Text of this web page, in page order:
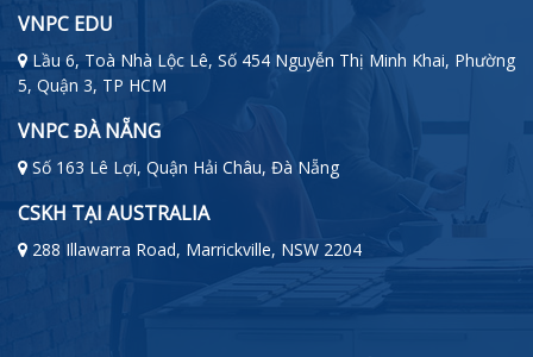
VNPC EDU
Lầu 6, Toà Nhà Lộc Lê, Số 454 Nguyễn Thị Minh Khai, Phường
5, Quận 3, TP HCM
VNPC ĐÀ NẴNG
Số 163 Lê Lợi, Quận Hải Châu, Đà Nẵng
CSKH TẠI AUSTRALIA
288 Illawarra Road, Marrickville, NSW 2204